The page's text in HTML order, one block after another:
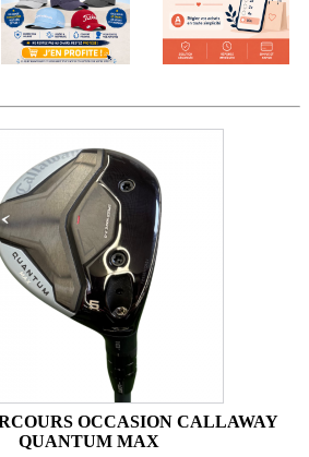
OCCASION CALLAWAY
QUANTUM MAX